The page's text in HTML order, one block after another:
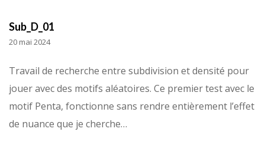
Sub_D_01
20 mai 2024
Travail de recherche entre subdivision et densité pour
jouer avec des motifs aléatoires. Ce premier test avec le
motif Penta, fonctionne sans rendre entièrement l’effet
de nuance que je cherche…